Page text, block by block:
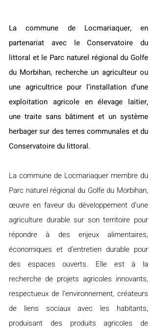
La commune de Locmariaquer, en
partenariat avec le Conservatoire du
littoral et le Parc naturel régional du Golfe
du Morbihan, recherche un agriculteur ou
une agricultrice pour l’installation d’une
exploitation agricole en élevage laitier,
une traite sans bâtiment et un système
herbager sur des terres communales et du
Conservatoire du littoral.
La commune de Locmariaquer membre du
Parc naturel régional du Golfe du Morbihan,
œuvre en faveur du développement d’une
agriculture durable sur son territoire pour
répondre à des enjeux alimentaires,
économiques et d’entretien durable pour
des espaces ouverts. Elle est à la
recherche de projets agricoles innovants,
respectueux de l’environnement, créateurs
de liens sociaux avec les habitants,
produisant des produits agricoles de